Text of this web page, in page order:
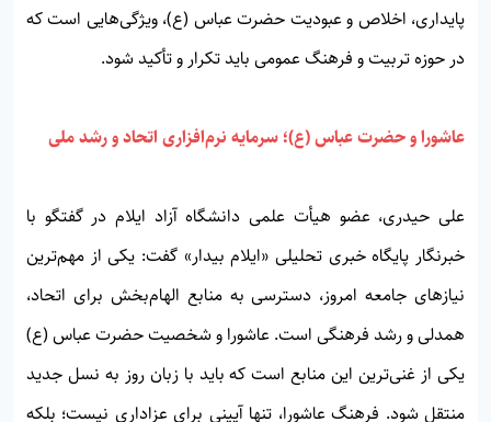
پایداری، اخلاص و عبودیت حضرت عباس (ع)، ویژگی‌هایی است که
در حوزه تربیت و فرهنگ عمومی باید تکرار و تأکید شود.
عاشورا و حضرت عباس (ع)؛ سرمایه نرم‌افزاری اتحاد و رشد ملی
علی حیدری، عضو هیأت علمی دانشگاه آزاد ایلام در گفتگو با
خبرنگار پایگاه خبری تحلیلی «ایلام بیدار» گفت: یکی از مهم‌ترین
نیازهای جامعه امروز، دسترسی به منابع الهام‌بخش برای اتحاد،
همدلی و رشد فرهنگی است. عاشورا و شخصیت حضرت عباس (ع)
یکی از غنی‌ترین این منابع است که باید با زبان روز به نسل جدید
منتقل شود. فرهنگ عاشورا، تنها آیینی برای عزاداری نیست؛ بلکه